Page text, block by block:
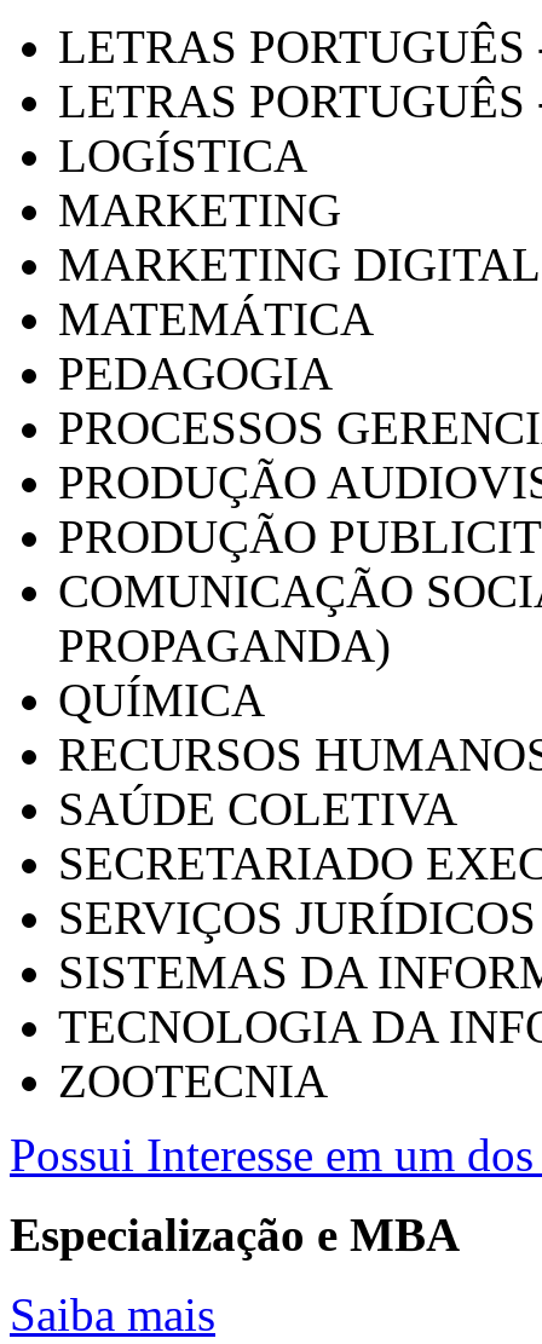
LETRAS
LETRAS PORTUGUÊS
LOGÍSTICA
MARKETING
MARKETING DIGITAL
MATEMÁTICA
PEDAGOGIA
PROCESSOS
PRODUÇÃO
PRODUÇÃO
COMUNICAÇÃO
PROPAGANDA)
QUÍMICA
RECURSOS
SAÚDE COLETIVA
SECRETARIADO
SERVIÇOS
SISTEMAS DA
TECNOLOGIA DA
ZOOTECNIA
Possui Interesse em um
Especialização e MBA
Saiba mais